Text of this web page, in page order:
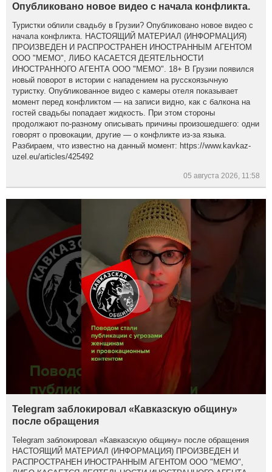
Опубликовано новое видео с начала конфликта.
Туристки облили свадьбу в Грузии? Опубликовано новое видео с
начала конфликта. НАСТОЯЩИЙ МАТЕРИАЛ (ИНФОРМАЦИЯ)
ПРОИЗВЕДЕН И РАСПРОСТРАНЕН ИНОСТРАННЫМ АГЕНТОМ
ООО "МЕМО", ЛИБО КАСАЕТСЯ ДЕЯТЕЛЬНОСТИ
ИНОСТРАННОГО АГЕНТА ООО "МЕМО". 18+ В Грузии появился
новый поворот в истории с нападением на русскоязычную
туристку. Опубликованное видео с камеры отеля показывает
момент перед конфликтом — на записи видно, как с балкона на
гостей свадьбы попадает жидкость. При этом стороны
продолжают по-разному описывать причины произошедшего: одни
говорят о провокации, другие — о конфликте из-за языка.
Разбираем, что известно на данный момент: https://www.kavkaz-
uzel.eu/articles/425492
05 августа 2026, 11:58
Telegram заблокировал «Кавказскую общину»
после обращения
Telegram заблокировал «Кавказскую общину» после обращения
НАСТОЯЩИЙ МАТЕРИАЛ (ИНФОРМАЦИЯ) ПРОИЗВЕДЕН И
РАСПРОСТРАНЕН ИНОСТРАННЫМ АГЕНТОМ ООО "МЕМО",